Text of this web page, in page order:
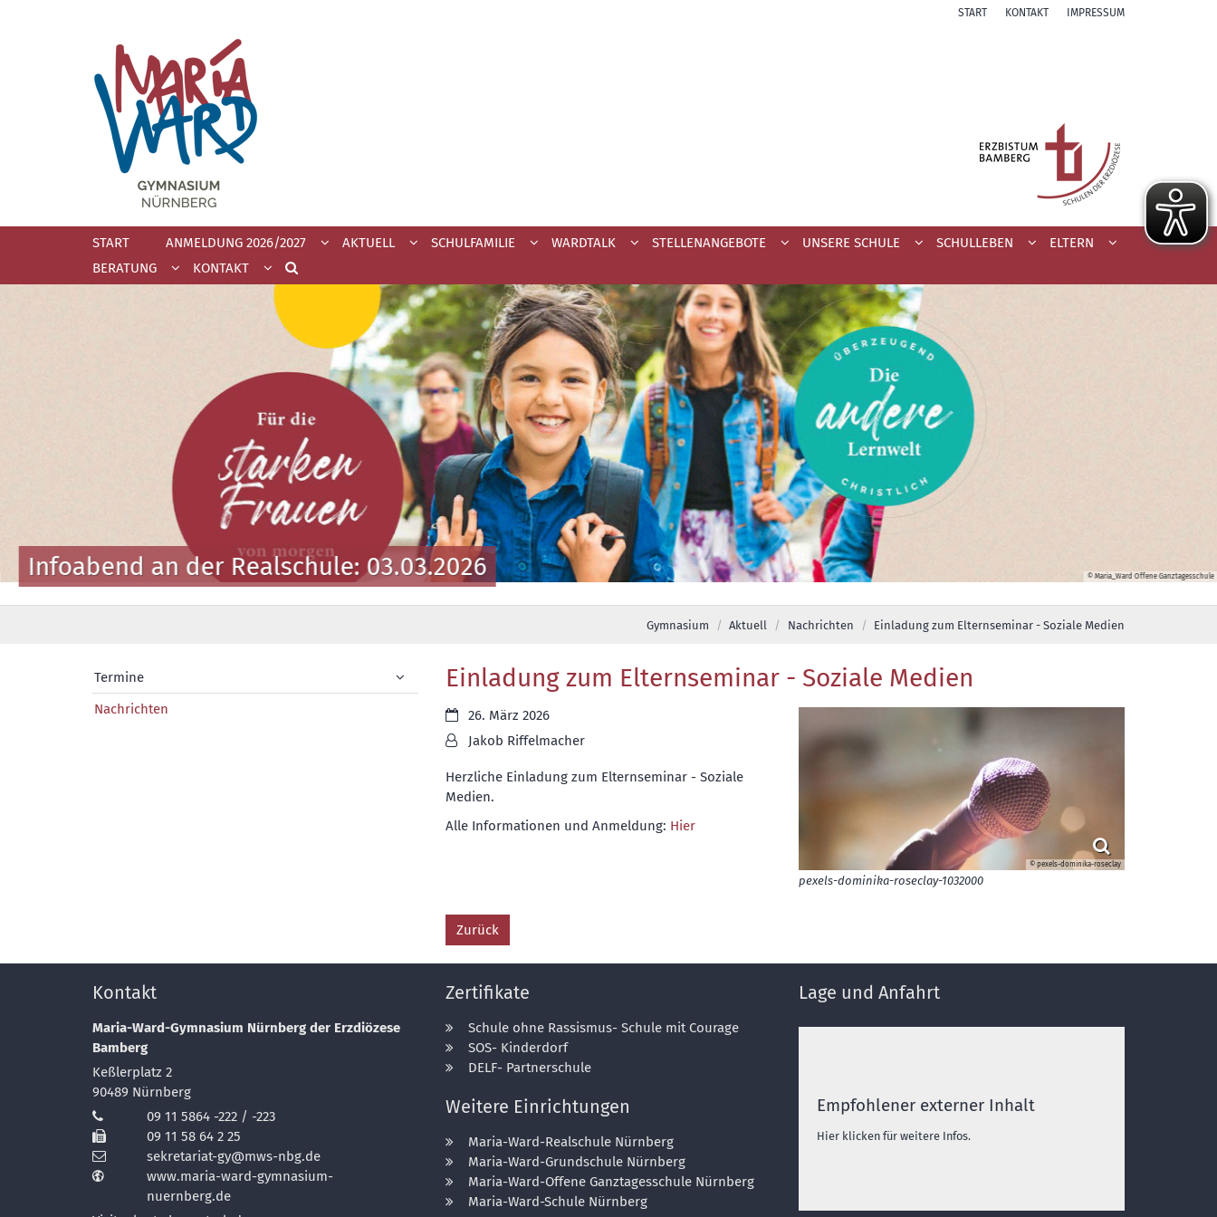
START KONTAKT IMPRESSUM
START ANMELDUNG 2026/2027 AKTUELL SCHULFAMILIE WARDTALK STELLENANGEBOTE UNSERE SCHULE SCHULLEBEN
ELTERN
BERATUNG
KONTAKT
© Maria_Ward Offene Ganztagesschule
Infoabend an der Realschule: 03.03.2026
Gymnasium Aktuell Nachrichten Einladung zum Elternseminar - Soziale Medien
Einladung zum Elternseminar - Soziale Medien
© pexels-dominika-roseclay
pexels-dominika-roseclay-1032000
Datum:26. März 2026
Von:Jakob Riffelmacher
Herzliche Einladung zum Elternseminar - Soziale
Medien.
Alle Informationen und Anmeldung: Hier
Zurück
Termine
Nachrichten
Kontakt
Maria-Ward-Gymnasium Nürnberg der Erzdiözese
Bamberg
Keßlerplatz 2
90489 Nürnberg
09 11 5864 -222 / -223
09 11 58 64 2 25
sekretariat-gy@mws-nbg.de
www.maria-ward-gymnasium-
nuernberg.de
Zertifikate
Schule ohne Rassismus- Schule mit Courage
SOS- Kinderdorf
DELF- Partnerschule
Weitere Einrichtungen
Maria-Ward-Realschule Nürnberg
Maria-Ward-Grundschule Nürnberg
Maria-Ward-Offene Ganztagesschule Nürnberg
Maria-Ward-Schule Nürnberg
Lage und Anfahrt
Empfohlener externer Inhalt
Hier klicken für weitere Infos.